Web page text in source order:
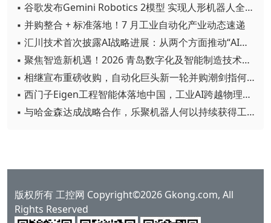
▪ 谷歌发布Gemini Robotics 2模型 实现人形机器人全身智能控制突破
▪ 并购整合 + 标准落地！7 月工业自动化产业动态速递
▪ 汇川技术首次披露AI战略进展：从两个方面推动“AI业务化”落地
▪ 聚焦智造新机遇！2026 青岛数字化及智能制造技术论坛圆满落幕
▪ 相继宣布重磅收购，自动化巨头新一轮并购潮剑指何方？
▪ 西门子Eigen工程智能体落地中国，工业AI跨越物理世界“确定性”拐点
▪ 与哈金森达成战略合作，乐聚机器人何以持续获得工业巨头青睐？
版权所有 工控网 Copyright©2026 Gkong.com, All
Rights Reserved